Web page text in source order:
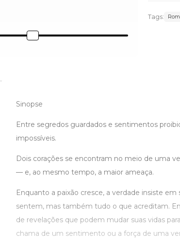
Tags:
Sinopse
Entre segredos guardados e sentimentos
impossíveis.
Dois corações se encontram no meio de uma
— e, ao mesmo tempo, a maior ameaça.
Enquanto a paixão cresce, a verdade insiste
sentem, mas também tudo o que acreditam.
de revelações que podem mudar suas vidas
chama de um sentimento ou a força de uma